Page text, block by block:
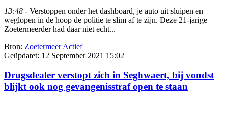
13:48 - Verstoppen onder het dashboard, je auto uit sluipen en
weglopen in de hoop de politie te slim af te zijn. Deze 21-jarige
Zoetermeerder had daar niet echt...
Bron: Zoetermeer Actief
Geüpdatet: 12 September 2021 15:02
Drugsdealer verstopt zich in Seghwaert, bij vondst
blijkt ook nog gevangenisstraf open te staan